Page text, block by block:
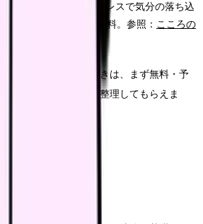
）。トラブルのストレスで気分の落ち込
相談先です。匿名・無料。参照： こころの
べきか分からないときは、まず無料・予
ナーに相談すると、整理してもらえま
ください。